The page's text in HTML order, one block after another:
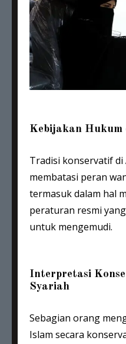
Kebijakan
Tradisi konservatif di
membatasi peran
termasuk dalam hal
peraturan resmi
untuk mengemudi.
Interpretasi
Syariah
Sebagian orang
Islam secara